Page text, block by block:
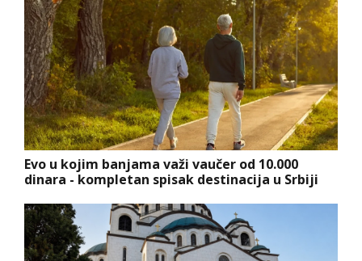
Evo u kojim banjama važi vaučer od 10.000
dinara - kompletan spisak destinacija u Srbiji